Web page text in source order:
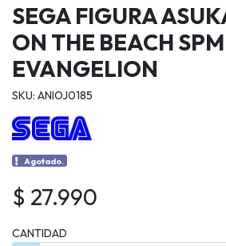
SEGA FIGURA
ON THE BEACH SPM
EVANGELION
SKU: ANIOJ0185
Agotado.
$ 27.990
CANTIDAD